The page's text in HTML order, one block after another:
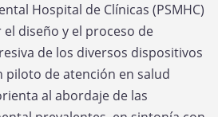
Hospital de Clínicas (PSMHC)
diseño y el proceso de
de los diversos dispositivos
piloto de atención en salud
al abordaje de las